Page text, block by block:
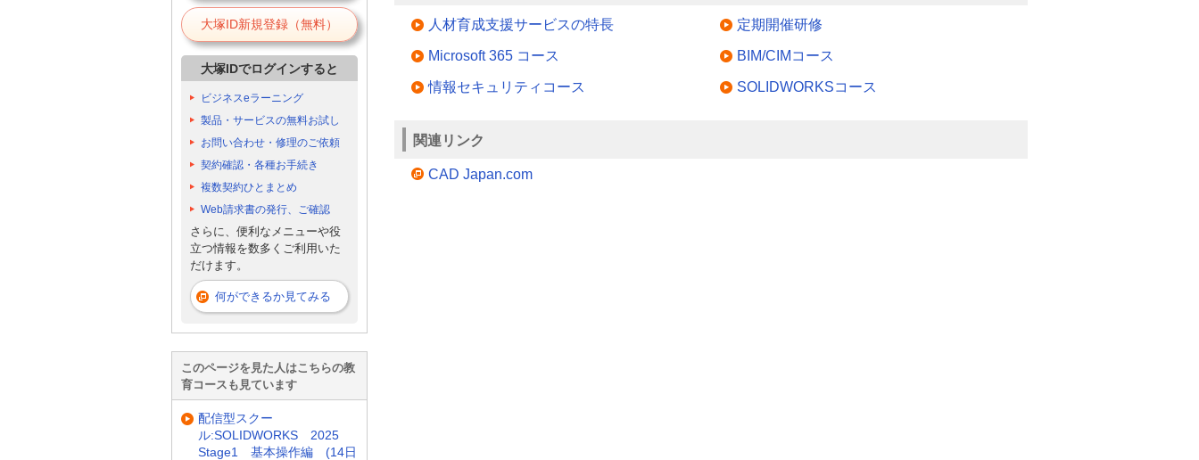
人材育成支援サービスの特長 定期開催研修
Microsoft 365 コース BIM/CIMコース
情報セキュリティコース SOLIDWORKSコース
関連リンク
CAD Japan.com
大塚ID新規登録（無料）
大塚IDでログインすると
ビジネスeラーニング
製品・サービスの無料お試し
お問い合わせ・修理のご依頼
契約確認・各種お手続き
複数契約ひとまとめ
Web請求書の発行、ご確認
さらに、便利なメニューや役
立つ情報を数多くご利用いた
だけます。
何ができるか見てみる
このページを見た人はこちらの教
育コースも見ています
配信型スクー
ル:SOLIDWORKS 2025
Stage1 基本操作編 (14日